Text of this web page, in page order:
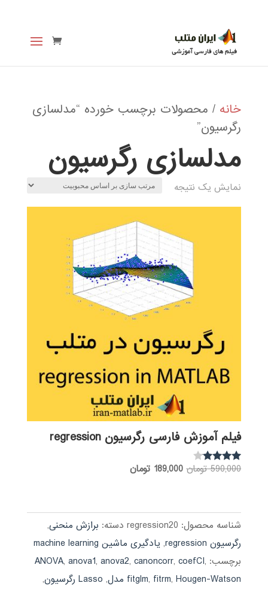
خانه / محصولات برچسب خورده “مدلسازی
رگرسیون”
مدلسازی رگرسیون
نمایش یک نتیجه
فیلم آموزش فارسی رگرسیون regression
نمره
590,000 تومان قیمت
بود.
189,000 تومانقیمت
شناسه محصول: regression20 دسته: برازش منحنی,
رگرسیون regression
, یادگیری ماشین machine learning
برچسب:
ANOVA,anova1,anova2,canoncorr,coefCI,
fitglm, fitrm,Hougen-Watson مدل , Lasso رگرسیون
,